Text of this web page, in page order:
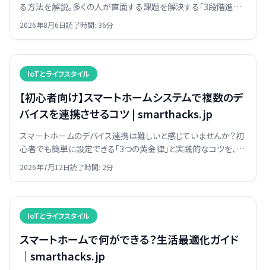
る方法を解説。多くの人が直面する課題を解決する「3段階進化
論」に基づき、設定のコツやデバイス選びを山本恒一が伝授しま
2026年8月6日読了時間: 36分
IoTとライフスタイル
【初心者向け】スマートホームシステムで複数のデ
バイスを連携させるコツ | smarthacks.jp
スマートホームのデバイス連携は難しいと感じていませんか？初
心者でも簡単に設定できる「3つの黄金律」と実践的なコツを、ス
マートデバイス研究家の山本恒一が分かりやすく解説します。
2026年7月12日読了時間: 2分
IoTとライフスタイル
スマートホームで何ができる？生活最適化ガイド
｜smarthacks.jp